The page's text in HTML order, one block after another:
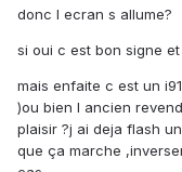
donc l ecran s allume?
si oui c est bon signe
mais enfaite c est un
)ou bien l ancien
plaisir ?j ai deja flash
que ça marche